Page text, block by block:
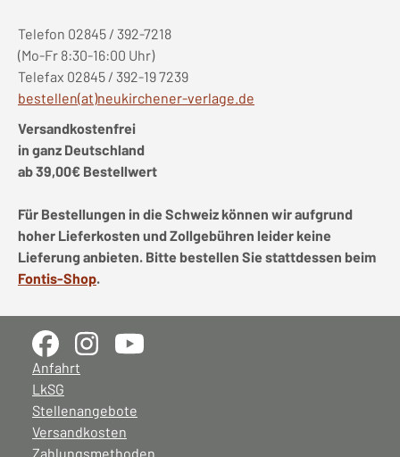
Telefon 02845 / 392-7218
(Mo-Fr 8:30-16:00 Uhr)
Telefax 02845 / 392-19 7239
bestellen(at)neukirchener-verlage.de
Versandkostenfrei
in ganz Deutschland
ab 39,00€ Bestellwert
Für Bestellungen in die Schweiz können wir aufgrund
hoher Lieferkosten und Zollgebühren leider keine
Lieferung anbieten. Bitte bestellen Sie stattdessen beim
Fontis-Shop.
Anfahrt
LkSG
Stellenangebote
Versandkosten
Zahlungsmethoden